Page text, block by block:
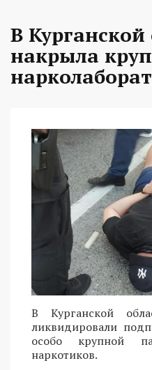
В
накрыла
В Курганской
ликвидировали
особо крупной
наркотиков.